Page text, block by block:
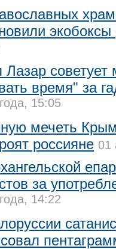
экобоксы
Лазар
время" за
15:05
мечеть
россияне 01
за
14:22